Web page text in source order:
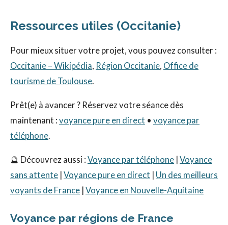
Ressources utiles (Occitanie)
Pour mieux situer votre projet, vous pouvez consulter :
Occitanie – Wikipédia, Région Occitanie, Office de
tourisme de Toulouse.
Prêt(e) à avancer ? Réservez votre séance dès
maintenant : voyance pure en direct • voyance par
téléphone.
🔮 Découvrez aussi : Voyance par téléphone | Voyance
sans attente | Voyance pure en direct | Un des meilleurs
voyants de France | Voyance en Nouvelle-Aquitaine
Voyance par régions de France